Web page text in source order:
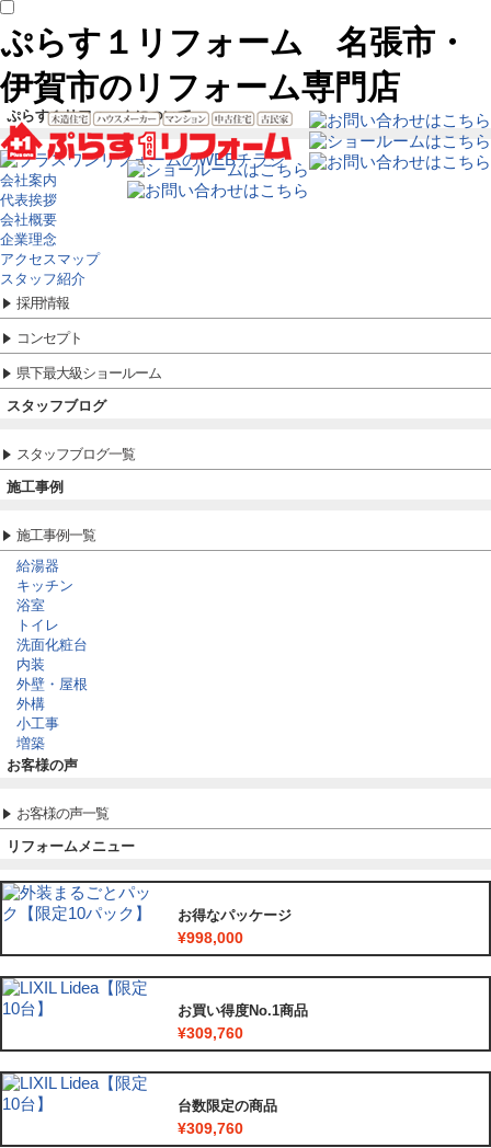
ぷらす１リフォーム 名張市・
伊賀市のリフォーム専門店
ぷらす１リフォームについて
会社案内
代表挨拶
会社概要
企業理念
アクセスマップ
スタッフ紹介
採用情報
コンセプト
県下最大級ショールーム
スタッフブログ
スタッフブログ一覧
施工事例
施工事例一覧
給湯器
キッチン
浴室
トイレ
洗面化粧台
内装
外壁・屋根
外構
小工事
増築
お客様の声
お客様の声一覧
リフォームメニュー
お得なパッケージ
¥998,000
お買い得度No.1商品
¥309,760
台数限定の商品
¥309,760